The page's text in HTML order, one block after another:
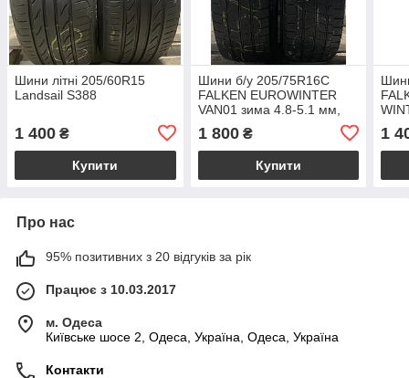
Шини літні 205/60R15
Landsail S388
1 400 ₴
Купити
Шини б/у 205/75R16C
FALKEN EUROWINTER
VAN01 зима 4.8-5.1 мм,
1 800₴
Купити
1
Про нас
95% позитивних з 20 відгуків за рік
Працює з 10.03.2017
м. Одеса
Київське шосе 2, Одеса, Україна, Одеса, Україна
Контакти